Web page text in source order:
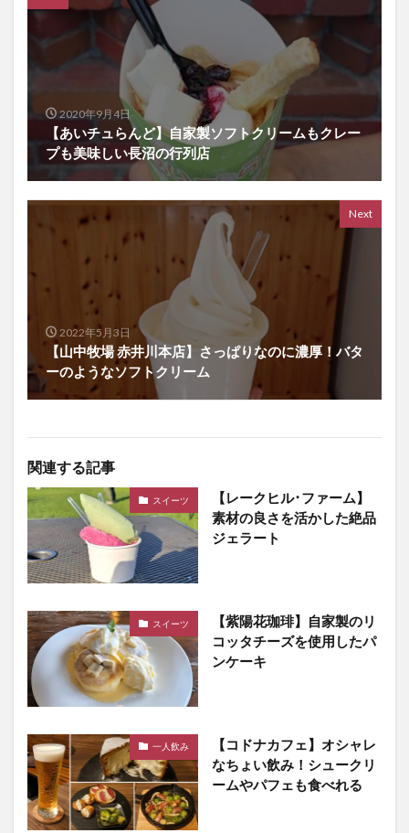
2020年9月4日
【あいチュらんど】自家製ソフトクリームもクレー
プも美味しい長沼の行列店
Next
2022年5月3日
【山中牧場 赤井川本店】さっぱりなのに濃厚！バタ
ーのようなソフトクリーム
関連する記事
スイーツ
【レークヒル･ファーム】
素材の良さを活かした絶品
ジェラート
スイーツ
【紫陽花珈琲】自家製のリ
コッタチーズを使用したパ
ンケーキ
一人飲み
【コドナカフェ】オシャレ
なちょい飲み！シュークリ
ームやパフェも食べれる